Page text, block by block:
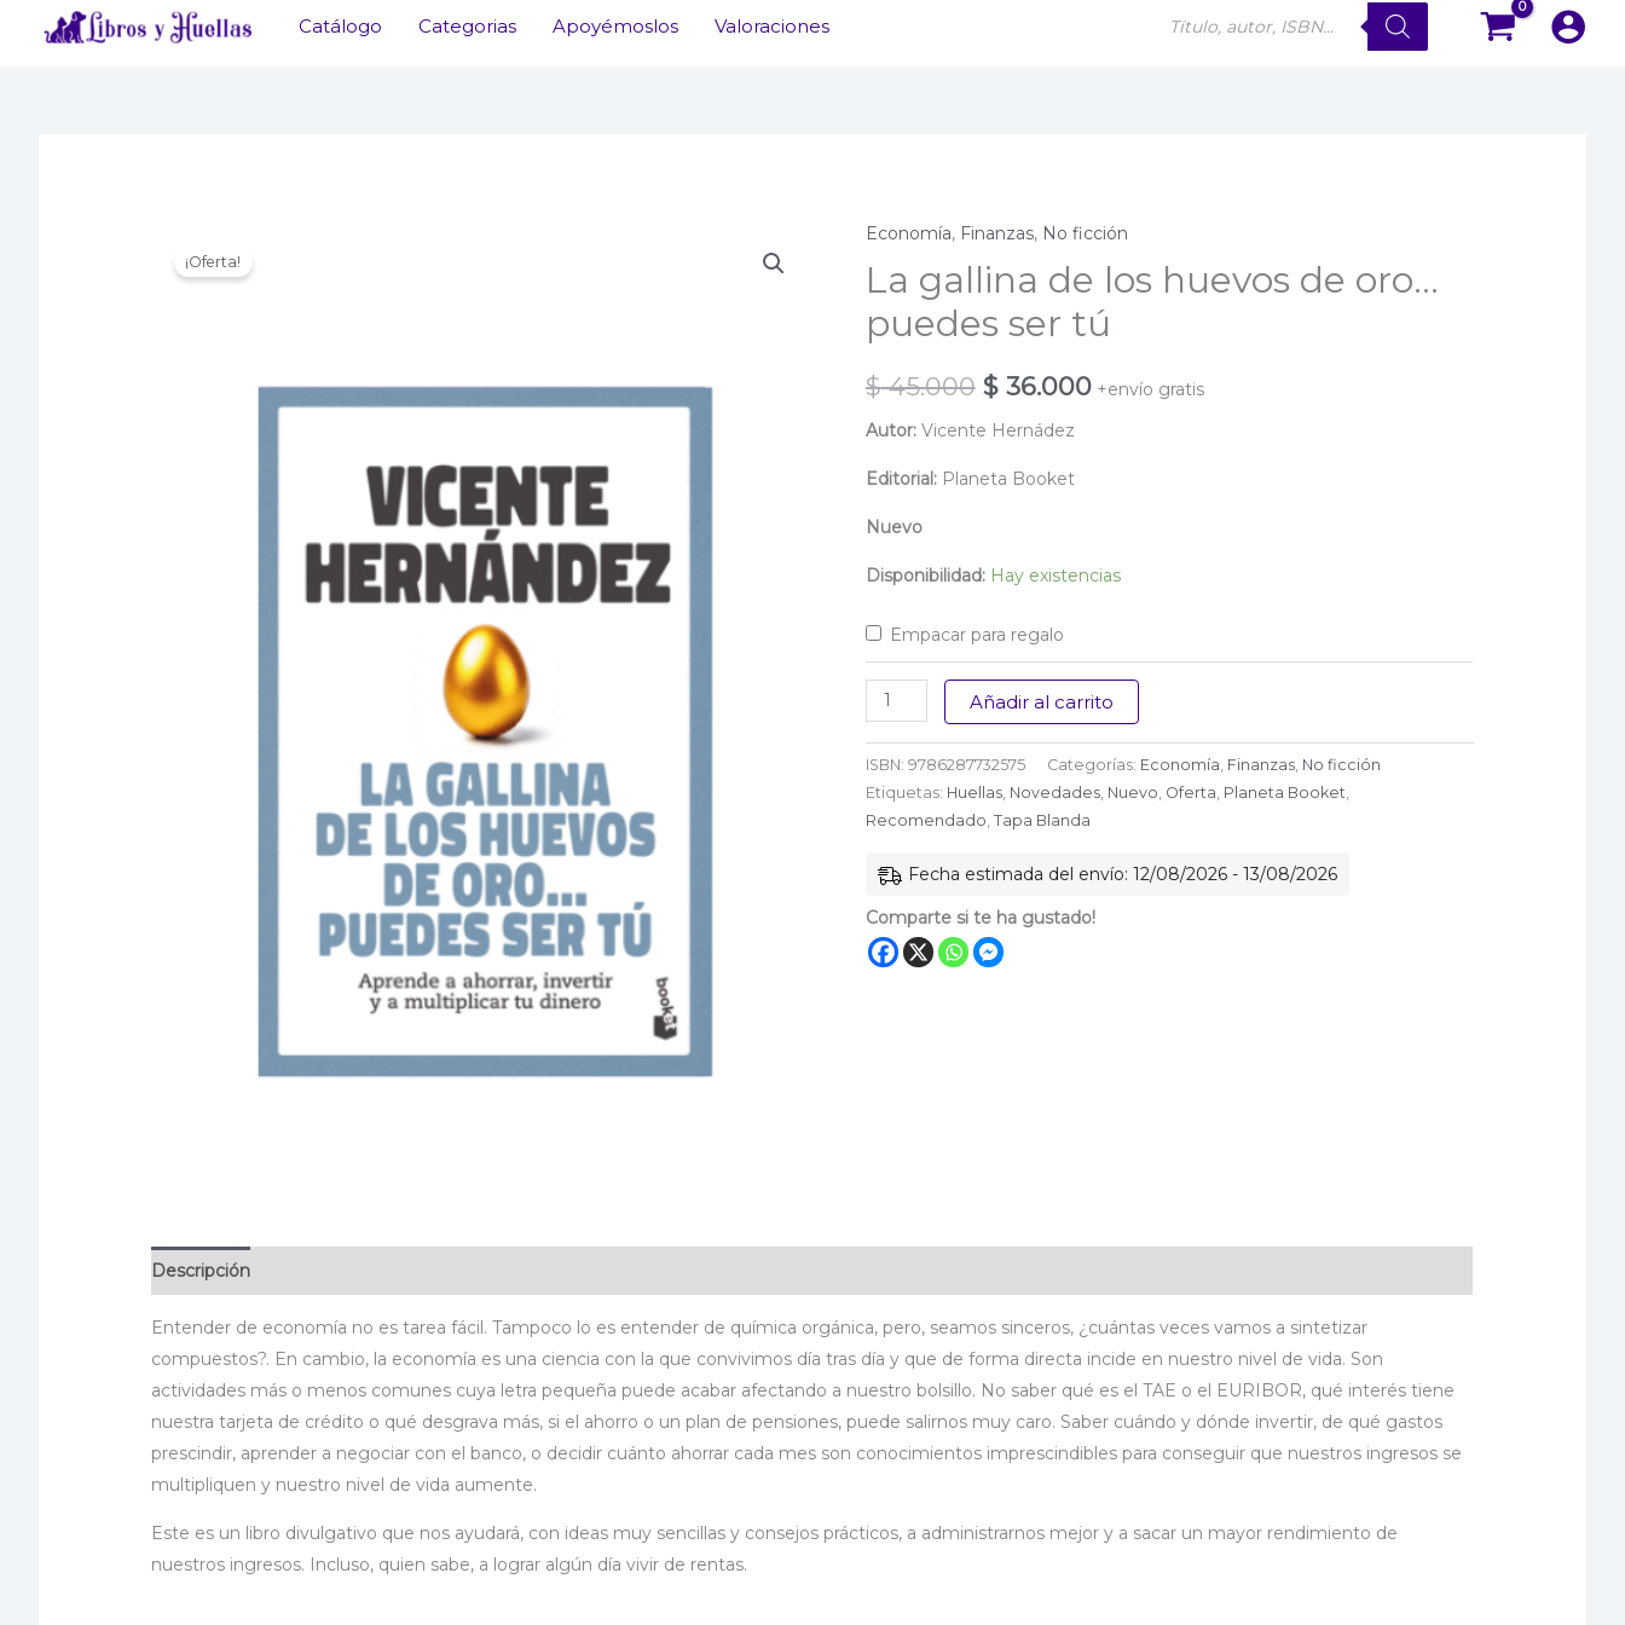
Catálogo Categorias Apoyémoslos Valoraciones
¡Oferta!
Economía, Finanzas, No ficción
La gallina de los huevos de oro…
puedes ser tú
$45.000 El
precio
original
$ 45.000.
$36.000El
$ 36.000.
+envío gratis
Autor: Vicente Hernádez
Editorial: Planeta Booket
Nuevo
Disponibilidad: Hay existencias
Empacar para regalo
La
gallina
de
los
huevos
oro...
puedes
ser
Añadir al carrito
ISBN: 9786287732575 Categorías: Economía, Finanzas, No ficción
Etiquetas: Huellas, Novedades, Nuevo, Oferta, Planeta Booket,
Recomendado, Tapa Blanda
Fecha estimada del envío: 12/08/2026 - 13/08/2026
Comparte si te ha gustado!
Descripción
Entender de economía no es tarea fácil. Tampoco lo es entender de química orgánica, pero, seamos sinceros, ¿cuántas veces vamos a sintetizar
compuestos?. En cambio, la economía es una ciencia con la que convivimos día tras día y que de forma directa incide en nuestro nivel de vida. Son
actividades más o menos comunes cuya letra pequeña puede acabar afectando a nuestro bolsillo. No saber qué es el TAE o el EURIBOR, qué interés tiene
nuestra tarjeta de crédito o qué desgrava más, si el ahorro o un plan de pensiones, puede salirnos muy caro. Saber cuándo y dónde invertir, de qué gastos
prescindir, aprender a negociar con el banco, o decidir cuánto ahorrar cada mes son conocimientos imprescindibles para conseguir que nuestros ingresos se
multipliquen y nuestro nivel de vida aumente.
Este es un libro divulgativo que nos ayudará, con ideas muy sencillas y consejos prácticos, a administrarnos mejor y a sacar un mayor rendimiento de
nuestros ingresos. Incluso, quien sabe, a lograr algún día vivir de rentas.